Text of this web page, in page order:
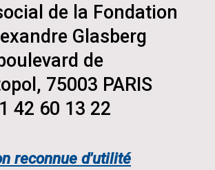
de la Fondation
Glasberg
de
75003 PARIS
42 60 13 22
reconnue d'utilité